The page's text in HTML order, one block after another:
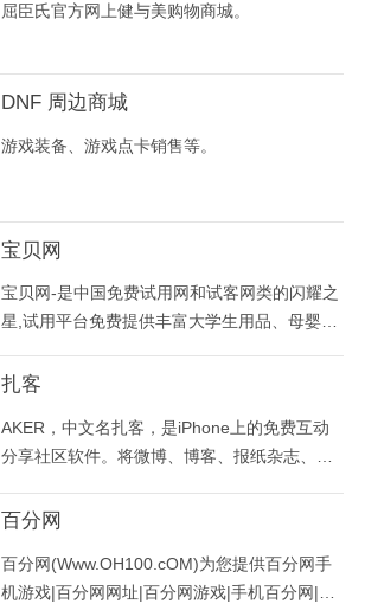
屈臣氏官方网上健与美购物商城。
DNF 周边商城
游戏装备、游戏点卡销售等。
宝贝网
宝贝网-是中国免费试用网和试客网类的闪耀之
星,试用平台免费提供丰富大学生用品、母婴用
心每天都提供大量免费试用品.
扎客
AKER，中文名扎客，是iPhone上的免费互动
分享社区软件。将微博、博客、报纸杂志、网
容，按照用户个人的意愿聚合到一款软件上。
动阅读体验。
百分网
百分网(Www.OH100.cOM)为您提供百分网手
机游戏|百分网网址|百分网游戏|手机百分网|范